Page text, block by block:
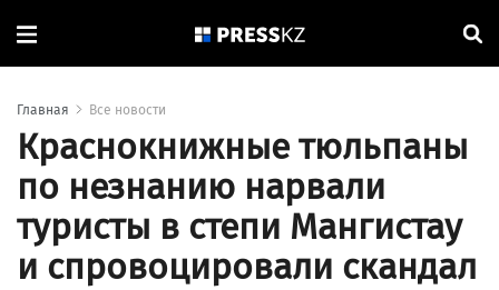
Главная Все новости
Краснокнижные тюльпаны
по незнанию нарвали
туристы в степи Мангистау
и спровоцировали скандал